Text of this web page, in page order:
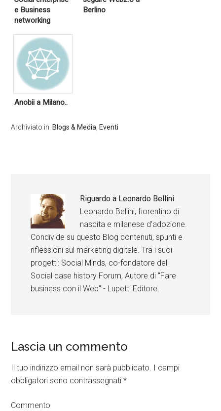
e Business
networking
Berlino
Anobii a Milano..
Archiviato in: Blogs & Media, Eventi
Riguardo a Leonardo Bellini
Leonardo Bellini, fiorentino di
nascita e milanese d'adozione.
Condivide su questo Blog contenuti, spunti e
riflessioni sul marketing digitale. Tra i suoi
progetti: Social Minds, co-fondatore del
Social case history Forum, Autore di "Fare
business con il Web" - Lupetti Editore.
Lascia un commento
Il tuo indirizzo email non sarà pubblicato. I campi
obbligatori sono contrassegnati*
Commento